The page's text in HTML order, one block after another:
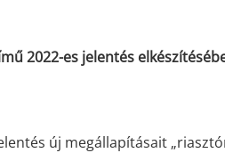
2022-es jelentés
új megállapításait